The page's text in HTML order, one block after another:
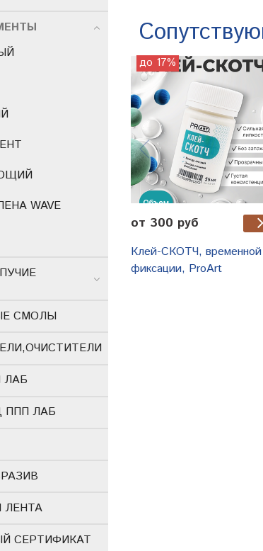
до 17%
от 300 руб
Клей-СКОТЧ, временной
фиксации, ProArt
WAVE
СМОЛЫ
ППП ЛАБ
ЛЕНТА
СЕРТИФИКАТ